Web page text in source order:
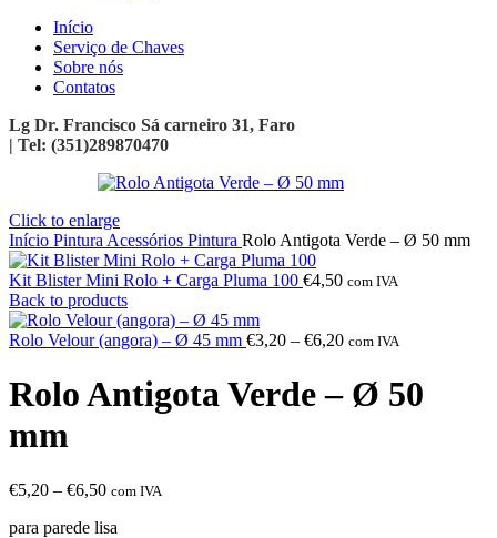
Início
Serviço de Chaves
Sobre nós
Contatos
Lg Dr. Francisco Sá carneiro 31, Faro
| Tel: (351)289870470
Click to enlarge
Início Pintura Acessórios Pintura Rolo Antigota Verde – Ø 50 mm
Kit Blister Mini Rolo + Carga Pluma 100 €4,50 com IVA
Back to products
Rolo Velour (angora) – Ø 45 mm €3,20 – €6,20 com IVA
Rolo Antigota Verde – Ø 50
mm
€5,20 – €6,50 com IVA
para parede lisa